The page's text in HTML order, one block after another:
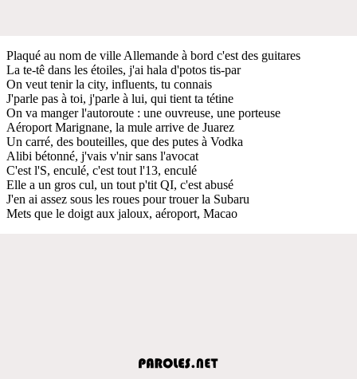
Plaqué au nom de ville Allemande à bord c'est des guitares
La te-tê dans les étoiles, j'ai hala d'potos tis-par
On veut tenir la city, influents, tu connais
J'parle pas à toi, j'parle à lui, qui tient ta tétine
On va manger l'autoroute : une ouvreuse, une porteuse
Aéroport Marignane, la mule arrive de Juarez
Un carré, des bouteilles, que des putes à Vodka
Alibi bétonné, j'vais v'nir sans l'avocat
C'est l'S, enculé, c'est tout l'13, enculé
Elle a un gros cul, un tout p'tit QI, c'est abusé
J'en ai assez sous les roues pour trouer la Subaru
Mets que le doigt aux jaloux, aéroport, Macao